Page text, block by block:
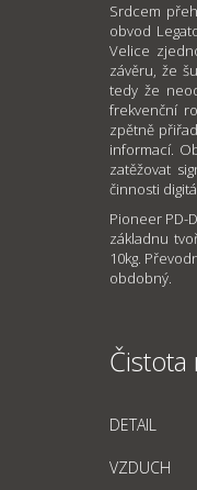
Srdcem
obvod
Velice
závěru, že
tedy že
frekvenční
zpětně
informací.
zatěžovat
činnosti
Pioneer PD-
základnu
10kg.
obdobný.
DETAIL
VZDUCH